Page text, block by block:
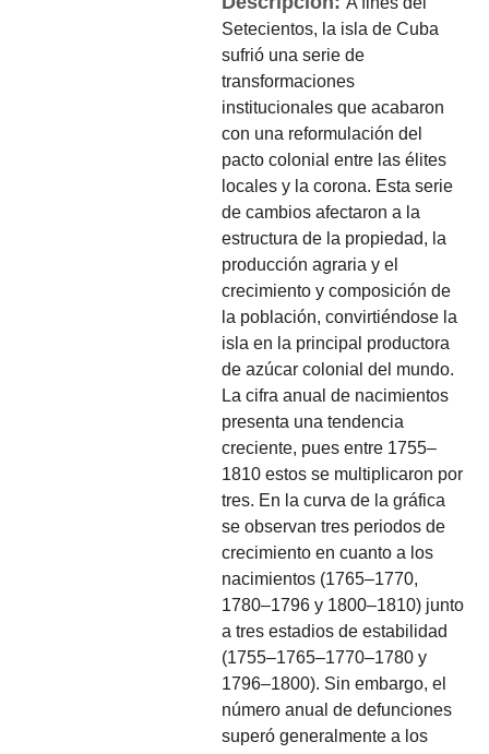
Setecientos, la isla de Cuba
sufrió una serie de
transformaciones
institucionales que acabaron
con una reformulación del
pacto colonial entre las élites
locales y la corona. Esta serie
de cambios afectaron a la
estructura de la propiedad, la
producción agraria y el
crecimiento y composición de
la población, convirtiéndose la
isla en la principal productora
de azúcar colonial del mundo.
La cifra anual de nacimientos
presenta una tendencia
creciente, pues entre 1755–
1810 estos se multiplicaron por
tres. En la curva de la gráfica
se observan tres periodos de
crecimiento en cuanto a los
nacimientos (1765–1770,
1780–1796 y 1800–1810) junto
a tres estadios de estabilidad
(1755–1765–1770–1780 y
1796–1800). Sin embargo, el
número anual de defunciones
superó generalmente a los